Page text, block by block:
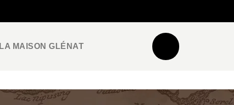
LA MAISON GLÉNAT